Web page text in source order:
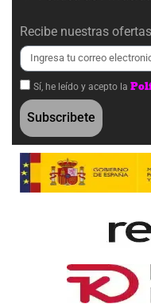
Recibe nuestras
Sí, he leído y acepto la
Subscribete